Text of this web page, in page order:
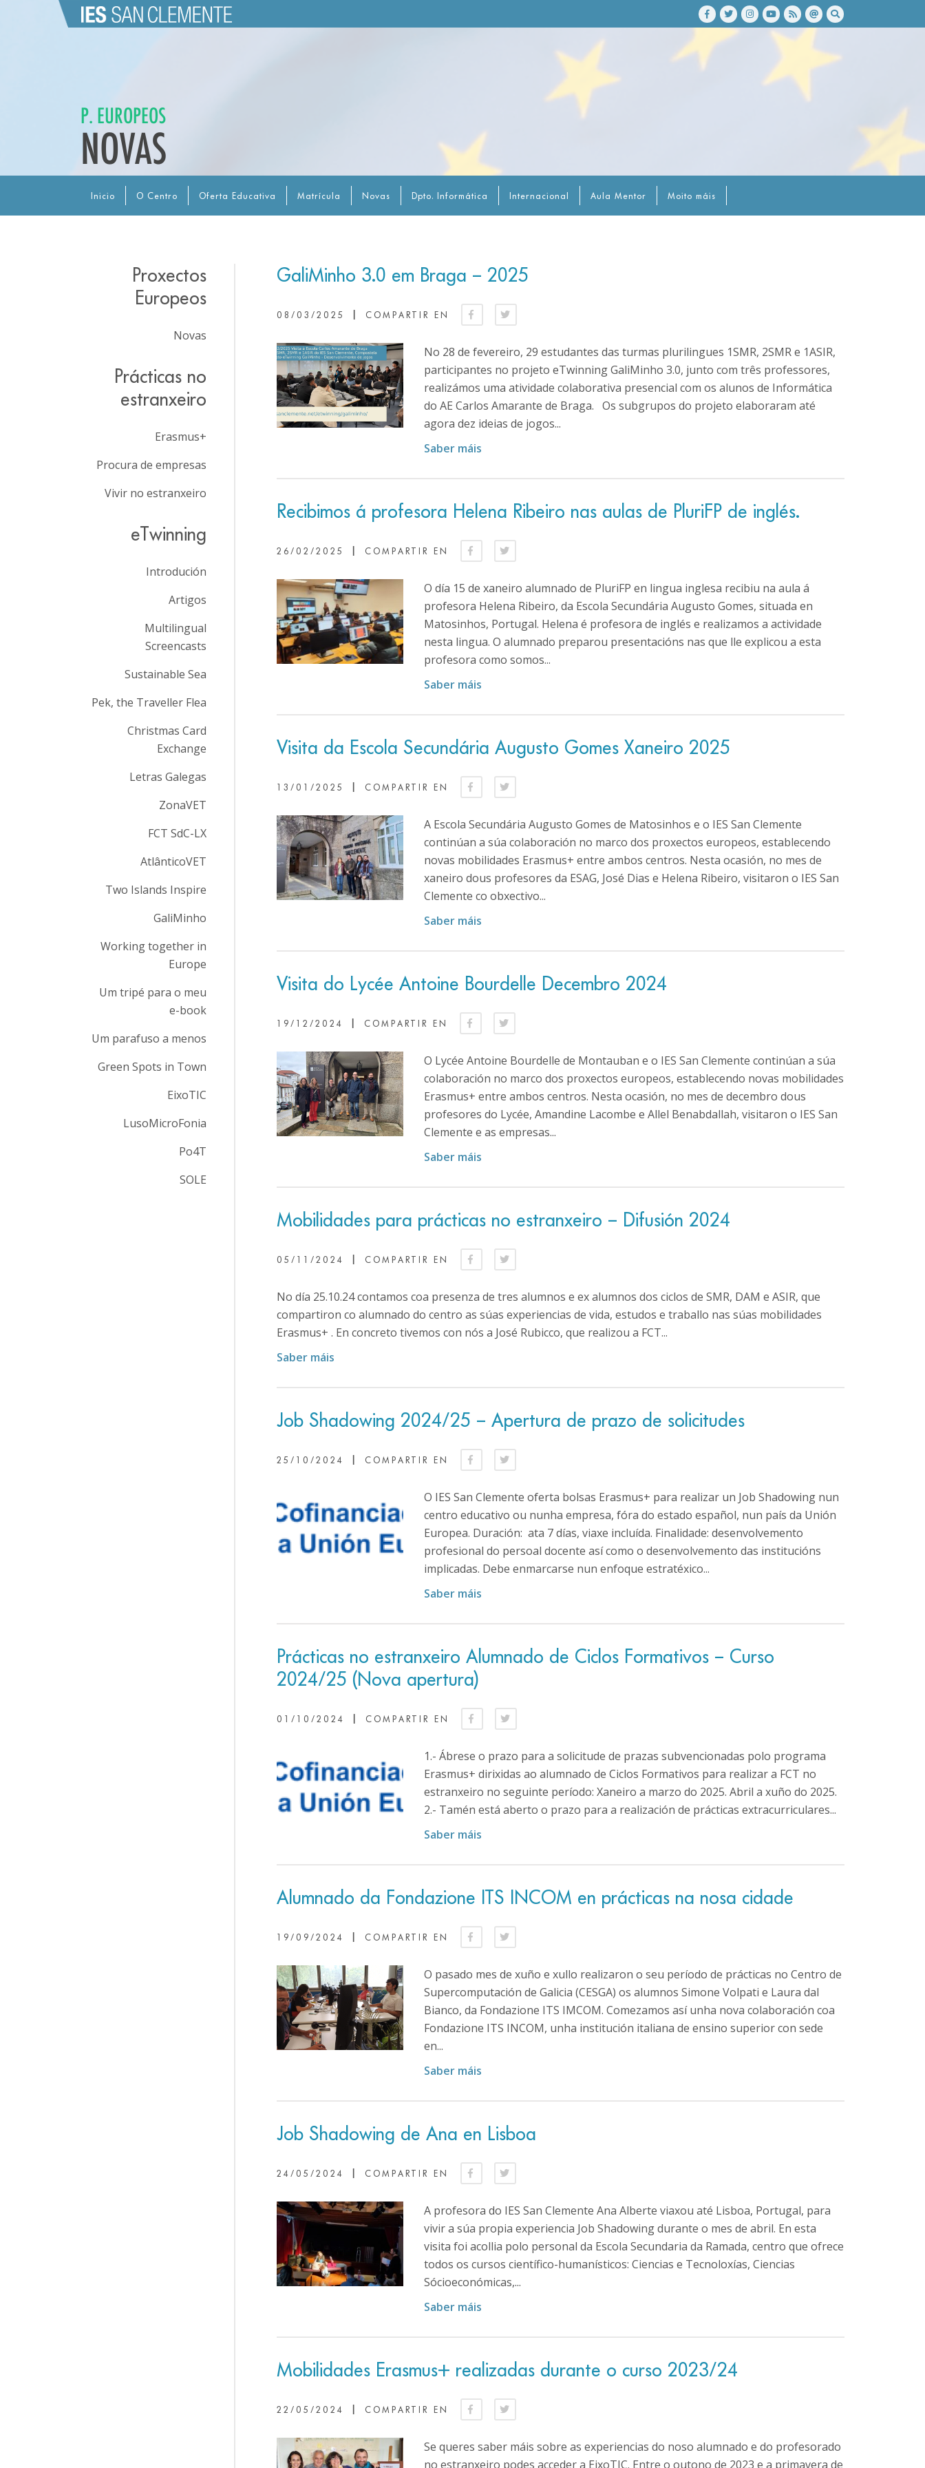
P. EUROPEOS
NOVAS
Inicio O Centro Oferta Educativa Matrícula Novas Dpto. Informática Internacional Aula Mentor Moito máis
GaliMinho 3.0 em Braga – 2025
08/03/2025 COMPARTIR EN
No 28 de fevereiro, 29 estudantes das turmas plurilingues 1SMR, 2SMR e 1ASIR,
participantes no projeto eTwinning GaliMinho 3.0, junto com três professores,
realizámos uma atividade colaborativa presencial com os alunos de Informática
do AE Carlos Amarante de Braga. Os subgrupos do projeto elaboraram até
agora dez ideias de jogos...
Saber máis
Recibimos á profesora Helena Ribeiro nas aulas de PluriFP de inglés.
26/02/2025 COMPARTIR EN
O día 15 de xaneiro alumnado de PluriFP en lingua inglesa recibiu na aula á
profesora Helena Ribeiro, da Escola Secundária Augusto Gomes, situada en
Matosinhos, Portugal. Helena é profesora de inglés e realizamos a actividade
nesta lingua. O alumnado preparou presentacións nas que lle explicou a esta
profesora como somos...
Saber máis
Visita da Escola Secundária Augusto Gomes Xaneiro 2025
13/01/2025 COMPARTIR EN
A Escola Secundária Augusto Gomes de Matosinhos e o IES San Clemente
continúan a súa colaboración no marco dos proxectos europeos, establecendo
novas mobilidades Erasmus+ entre ambos centros. Nesta ocasión, no mes de
xaneiro dous profesores da ESAG, José Dias e Helena Ribeiro, visitaron o IES San
Clemente co obxectivo...
Saber máis
Visita do Lycée Antoine Bourdelle Decembro 2024
19/12/2024 COMPARTIR EN
O Lycée Antoine Bourdelle de Montauban e o IES San Clemente continúan a súa
colaboración no marco dos proxectos europeos, establecendo novas mobilidades
Erasmus+ entre ambos centros. Nesta ocasión, no mes de decembro dous
profesores do Lycée, Amandine Lacombe e Allel Benabdallah, visitaron o IES San
Clemente e as empresas...
Saber máis
Mobilidades para prácticas no estranxeiro – Difusión 2024
05/11/2024 COMPARTIR EN
No día 25.10.24 contamos coa presenza de tres alumnos e ex alumnos dos ciclos de SMR, DAM e ASIR, que
compartiron co alumnado do centro as súas experiencias de vida, estudos e traballo nas súas mobilidades
Erasmus+ . En concreto tivemos con nós a José Rubicco, que realizou a FCT...
Saber máis
Job Shadowing 2024/25 – Apertura de prazo de solicitudes
25/10/2024 COMPARTIR EN
O IES San Clemente oferta bolsas Erasmus+ para realizar un Job Shadowing nun
centro educativo ou nunha empresa, fóra do estado español, nun país da Unión
Europea. Duración: ata 7 días, viaxe incluída. Finalidade: desenvolvemento
profesional do persoal docente así como o desenvolvemento das institucións
implicadas. Debe enmarcarse nun enfoque estratéxico...
Saber máis
Prácticas no estranxeiro Alumnado de Ciclos Formativos – Curso
2024/25 (Nova apertura)
01/10/2024 COMPARTIR EN
1.- Ábrese o prazo para a solicitude de prazas subvencionadas polo programa
Erasmus+ dirixidas ao alumnado de Ciclos Formativos para realizar a FCT no
estranxeiro no seguinte período: Xaneiro a marzo do 2025. Abril a xuño do 2025.
2.- Tamén está aberto o prazo para a realización de prácticas extracurriculares...
Saber máis
Alumnado da Fondazione ITS INCOM en prácticas na nosa cidade
19/09/2024 COMPARTIR EN
O pasado mes de xuño e xullo realizaron o seu período de prácticas no Centro de
Supercomputación de Galicia (CESGA) os alumnos Simone Volpati e Laura dal
Bianco, da Fondazione ITS IMCOM. Comezamos así unha nova colaboración coa
Fondazione ITS INCOM, unha institución italiana de ensino superior con sede
en...
Saber máis
Job Shadowing de Ana en Lisboa
24/05/2024 COMPARTIR EN
A profesora do IES San Clemente Ana Alberte viaxou até Lisboa, Portugal, para
vivir a súa propia experiencia Job Shadowing durante o mes de abril. En esta
visita foi acollia polo personal da Escola Secundaria da Ramada, centro que ofrece
todos os cursos científico-humanísticos: Ciencias e Tecnoloxías, Ciencias
Sócioeconómicas,...
Saber máis
Mobilidades Erasmus+ realizadas durante o curso 2023/24
22/05/2024 COMPARTIR EN
Se queres saber máis sobre as experiencias do noso alumnado e do profesorado
no estranxeiro podes acceder a EixoTIC. Entre o outono de 2023 e a primavera de
Proxectos
Europeos
Novas
Prácticas no
estranxeiro
Erasmus+
Procura de empresas
Vivir no estranxeiro
eTwinning
Introdución
Artigos
Multilingual
Screencasts
Sustainable Sea
Pek, the Traveller Flea
Christmas Card
Exchange
Letras Galegas
ZonaVET
FCT SdC-LX
AtlânticoVET
Two Islands Inspire
GaliMinho
Working together in
Europe
Um tripé para o meu
e-book
Um parafuso a menos
Green Spots in Town
EixoTIC
LusoMicroFonia
Po4T
SOLE